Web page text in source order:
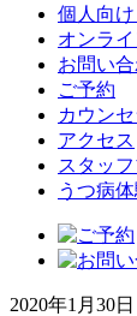
個人向
オンラ
お問い
ご予約
カウン
アクセス
スタッ
うつ病
2020年1月30日